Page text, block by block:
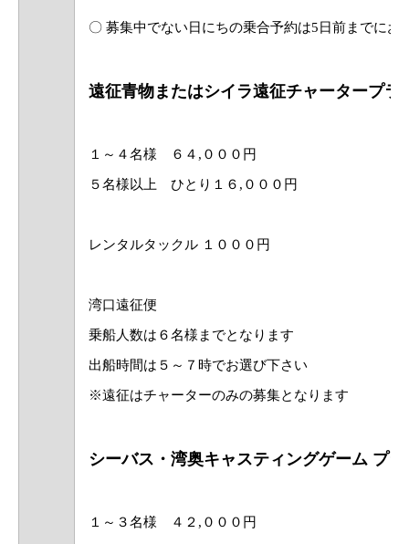
〇 募集中でない日にちの乗合予約は5日前までにお
遠征青物またはシイラ遠征チャータープラ
１～４名様 ６４,０００円
５名様以上 ひとり１６,０００円
レンタルタックル １０００ 円
湾口遠征便
乗船人数は６名様までとなります
出船時間は５～７時でお選び下さい
※遠征はチャーターのみの募集となります
シーバス・湾奥キャスティングゲーム プラ
１～３名様 ４２,０００円